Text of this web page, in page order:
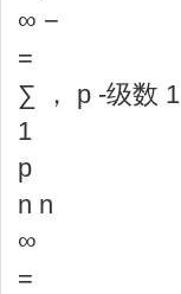
∞ −
=
∑ ， p -级数 1
1
p
n n
∞
=